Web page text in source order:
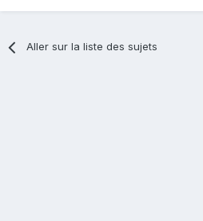
Aller sur la liste des sujets